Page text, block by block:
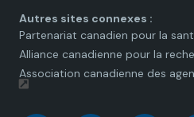
Autres sites connexes :
Partenariat canadien pour la
Alliance canadienne pour la
Association canadienne des